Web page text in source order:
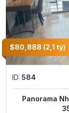
$80,888 (2,1 tỷ)
ID: 584
Panorama